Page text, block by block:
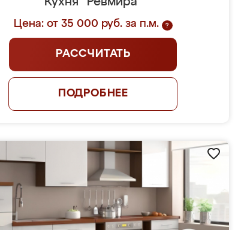
Цена: от 35 000 руб. за п.м. ?
РАССЧИТАТЬ
ПОДРОБНЕЕ